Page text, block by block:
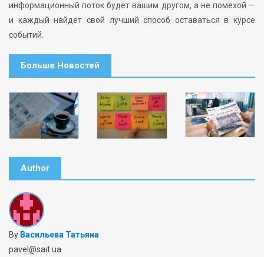
информационный поток будет вашим другом, а не помехой —
и каждый найдет свой лучший способ оставаться в курсе
событий.
Больше Новостей
Author
By Васильева Татьяна
pavel@sait.ua